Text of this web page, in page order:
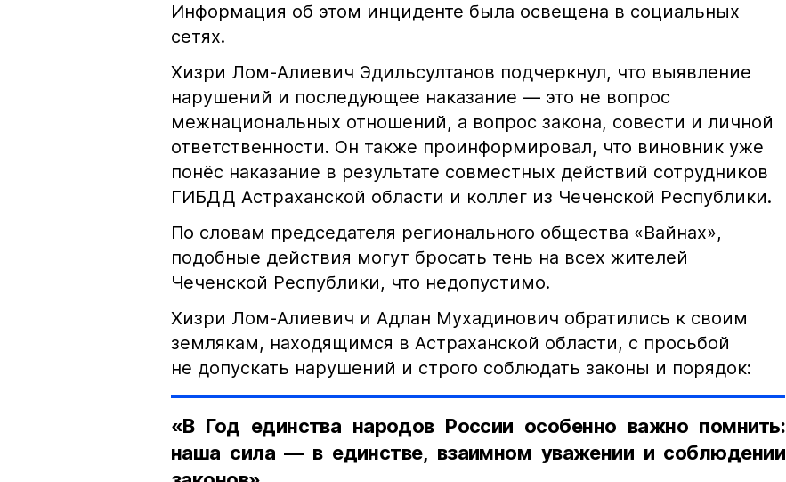
Информация об этом инциденте была освещена в социальных
сетях.
Хизри Лом-Алиевич Эдильсултанов подчеркнул, что выявление
нарушений и последующее наказание — это не вопрос
межнациональных отношений, а вопрос закона, совести и личной
ответственности. Он также проинформировал, что виновник уже
понёс наказание в результате совместных действий сотрудников
ГИБДД Астраханской области и коллег из Чеченской Республики.
По словам председателя регионального общества «Вайнах»,
подобные действия могут бросать тень на всех жителей
Чеченской Республики, что недопустимо.
Хизри Лом-Алиевич и Адлан Мухадинович обратились к своим
землякам, находящимся в Астраханской области, с просьбой
не допускать нарушений и строго соблюдать законы и порядок:
«В Год единства народов России особенно важно помнить:
наша сила — в единстве, взаимном уважении и соблюдении